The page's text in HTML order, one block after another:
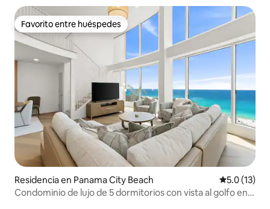
Favorito entre huéspedes
Favorito entre huéspedes
Residencia en Panama City Beach Calificación
5.0 (13)
Condominio de lujo de 5 dormitorios con vista al golfo en